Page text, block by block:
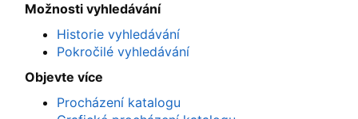
Možnosti vyhledávání
Historie vyhledávání
Pokročilé vyhledávání
Objevte více
Procházení katalogu